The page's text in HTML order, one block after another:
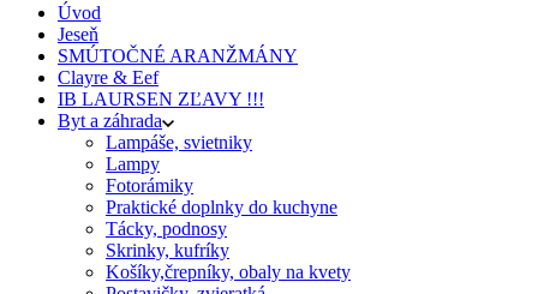
Úvod
Jeseň
SMÚTOČNÉ ARANŽMÁNY
Clayre & Eef
IB LAURSEN ZĽAVY !!!
Byt a záhrada
Lampáše, svietniky
Lampy
Fotorámiky
Praktické doplnky do kuchyne
Tácky, podnosy
Skrinky, kufríky
Košíky,črepníky, obaly na kvety